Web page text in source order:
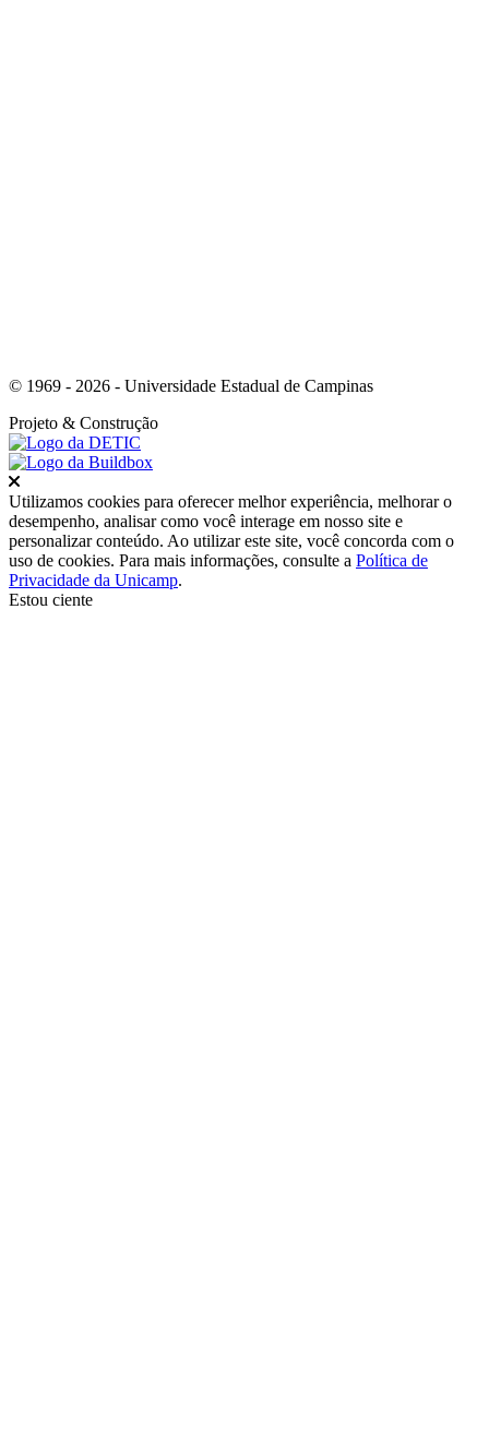
© 1969 - 2026 - Universidade Estadual de Campinas
Projeto & Construção
Fechar
Utilizamos cookies para oferecer melhor experiência, melhorar o
desempenho, analisar como você interage em nosso site e
personalizar conteúdo. Ao utilizar este site, você concorda com o
uso de cookies. Para mais informações, consulte a Política de
Privacidade da Unicamp.
Estou ciente